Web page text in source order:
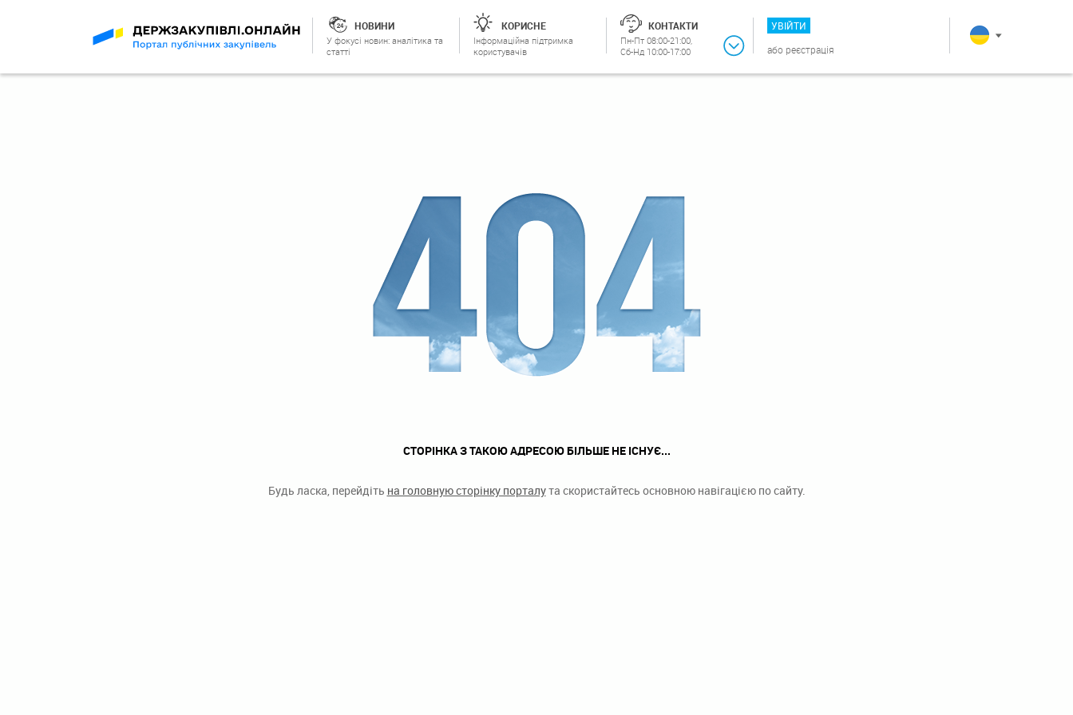
НОВИНИ
У фокусі новин: аналітика та
статті
КОРИСНЕ
Інформаційна підтримка
користувачів
КОНТАКТИ
Пн-Пт 08:00-21:00,
Сб-Нд 10:00-17:00
УВІЙТИ
або реєстрація
СТОРІНКА З ТАКОЮ АДРЕСОЮ БІЛЬШЕ НЕ ІСНУЄ...
Будь ласка, перейдіть на головную сторінку порталута скористайтесь основною навігацією по сайту.